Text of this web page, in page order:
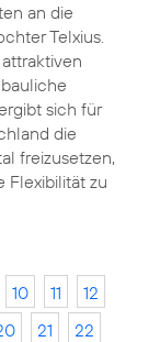
an die
Telxius.
sich für
die
freizusetzen,
Flexibilität zu
10 11
12
21
22